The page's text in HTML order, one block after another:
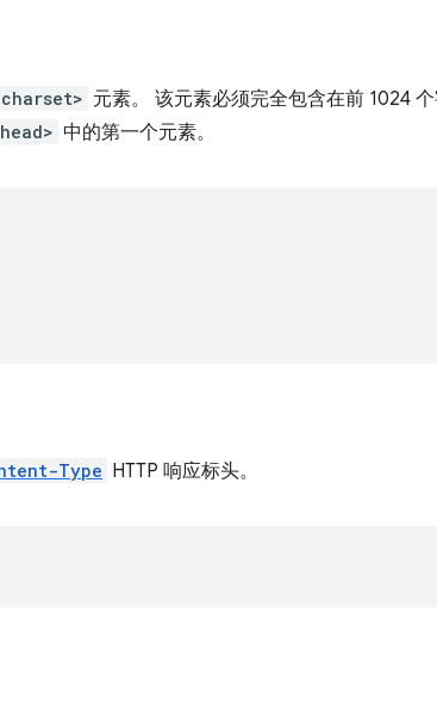
元素。 该元素必须完全包含在前 1024
中的第一个元素。
Type HTTP 响应标头。